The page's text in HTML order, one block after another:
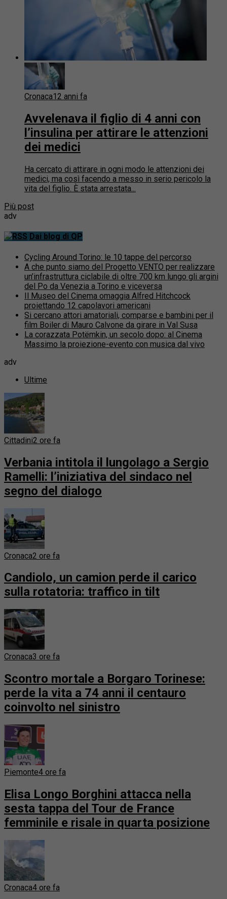
Cronaca12 anni fa
Avvelenava il figlio di 4 anni con
l’insulina per attirare le attenzioni
dei medici
Ha cercato di attirare in ogni modo le attenzioni dei
medici, ma così facendo a messo in serio pericolo la
vita del figlio. È stata arrestata...
Più post
adv
Dai blog di QP
Cycling Around Torino: le 10 tappe del percorso
A che punto siamo del Progetto VENTO per realizzare
un’infrastruttura ciclabile di oltre 700 km lungo gli argini
del Po da Venezia a Torino e viceversa
Il Museo del Cinema omaggia Alfred Hitchcock
proiettando 12 capolavori americani
Si cercano attori amatoriali, comparse e bambini per il
film Boiler di Mauro Calvone da girare in Val Susa
La corazzata Potëmkin, un secolo dopo: al Cinema
Massimo la proiezione-evento con musica dal vivo
adv
Ultime
Cittadini2 ore fa
Verbania intitola il lungolago a Sergio
Ramelli: l’iniziativa del sindaco nel
segno del dialogo
Cronaca2 ore fa
Candiolo, un camion perde il carico
sulla rotatoria: traffico in tilt
Cronaca3 ore fa
Scontro mortale a Borgaro Torinese:
perde la vita a 74 anni il centauro
coinvolto nel sinistro
Piemonte4 ore fa
Elisa Longo Borghini attacca nella
sesta tappa del Tour de France
femminile e risale in quarta posizione
Cronaca4 ore fa